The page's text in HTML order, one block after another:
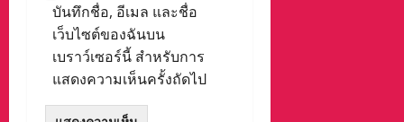
บันทึกชื่อ, อีเมล และชื่อ
เว็บไซต์ของฉันบน
เบราว์เซอร์นี้ สำหรับการ
แสดงความเห็นครั้งถัดไป